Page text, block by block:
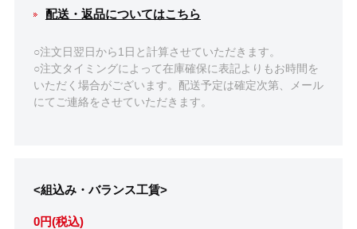
配送・返品についてはこちら
○注文日翌日から1日と計算させていただきます。
○注文タイミングによって在庫確保に表記よりもお時間を
いただく場合がございます。配送予定は確定次第、メール
にてご連絡をさせていただきます。
<組込み・バランス工賃>
0円(税込)